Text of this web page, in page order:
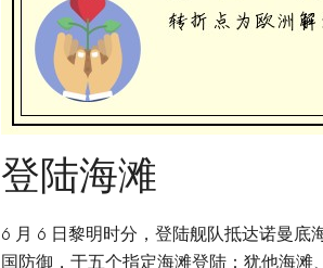
登陆海滩
6 月 6 日黎明时分，登陆舰队抵达诺曼
国防御，于五个指定海滩登陆：犹他海滩